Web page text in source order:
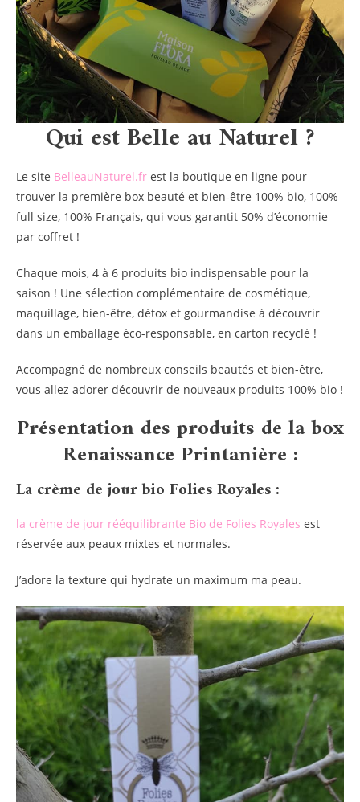
Qui est Belle au Naturel ?
Le site BelleauNaturel.fr est la boutique en ligne pour
trouver la première box beauté et bien-être 100% bio, 100%
full size, 100% Français, qui vous garantit 50% d’économie
par coffret !
Chaque mois, 4 à 6 produits bio indispensable pour la
saison ! Une sélection complémentaire de cosmétique,
maquillage, bien-être, détox et gourmandise à découvrir
dans un emballage éco-responsable, en carton recyclé !
Accompagné de nombreux conseils beautés et bien-être,
vous allez adorer découvrir de nouveaux produits 100% bio !
Présentation des produits de la box
Renaissance Printanière :
La crème de jour bio Folies Royales :
la crème de jour rééquilibrante Bio de Folies Royales est
réservée aux peaux mixtes et normales.
J’adore la texture qui hydrate un maximum ma peau.